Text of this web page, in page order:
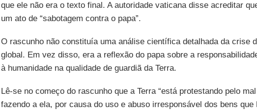
que ele não era o texto final. A autoridade vaticana disse acreditar
um ato de “sabotagem contra o papa”.
O rascunho não constituía uma análise científica detalhada da crise
global. Em vez disso, era a reflexão do papa sobre a
à humanidade na qualidade de guardiã da Terra.
Lê-se no começo do rascunho que a Terra “está protestando pelo
fazendo a ela, por causa do uso e abuso irresponsável dos bens que